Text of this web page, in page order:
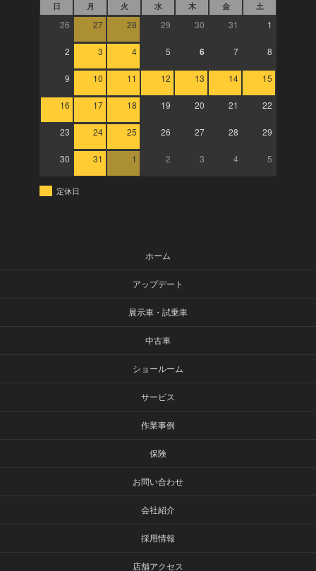
日 月 火 水 木 金 土
26 27 28 29 30 31 1
2 3 4 5 6 7 8
9 10 11 12 13 14 15
16 17 18 19 20 21 22
23 24 25 26 27 28 29
30 31 1 2 3 4 5
定休日
ホーム
アップデート
展示車・試乗車
中古車
ショールーム
サービス
作業事例
保険
お問い合わせ
会社紹介
採用情報
店舗アクセス